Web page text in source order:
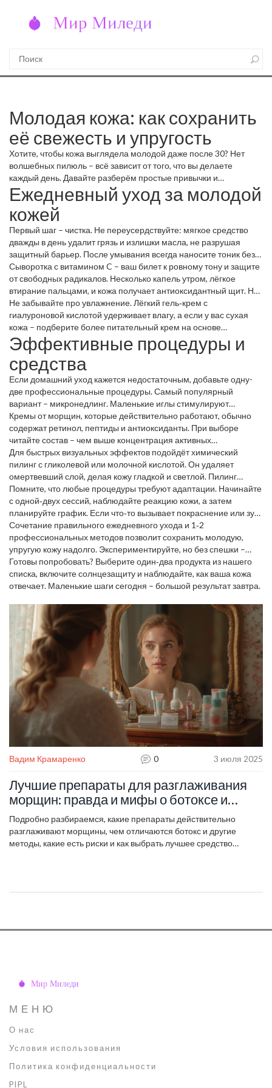
Молодая кожа: как сохранить
её свежесть и упругость
Хотите, чтобы кожа выглядела молодой даже после 30? Нет
волшебных пилюль – всё зависит от того, что вы делаете
каждый день. Давайте разберём простые привычки и
процедуры, которые действительно помогают замедлить
старение.
Ежедневный уход за молодой
кожей
Первый шаг – чистка. Не переусердствуйте: мягкое средство
дважды в день удалит грязь и излишки масла, не разрушая
защитный барьер. После умывания всегда наносите тоник без
алкоголя – он подготавливает кожу к последующим продуктам.
Сыворотка с витамином C – ваш билет к ровному тону и защите
от свободных радикалов. Несколько капель утром, лёгкое
втирание пальцами, и кожа получает антиоксидантный щит. На
ночь выбирайте сыворотку с ретинолом или его мягкие аналоги
(ретинальдегид, ретинол‑эстерат). Они ускоряют обновление
клеток, уменьшают мелкие линии и делают поры менее
заметными.
Не забывайте про увлажнение. Лёгкий гель‑крем с
гиалуроновой кислотой удерживает влагу, а если у вас сухая
кожа – подберите более питательный крем на основе
керамидов. Завершающий шаг – солнцезащитный крем с SPF
30‑50. Это самое важное: даже небольшие дозы УФ‑излучения
ускоряют появление морщин.
Эффективные процедуры и
средства
Если домашний уход кажется недостаточным, добавьте одну-
две профессиональные процедуры. Самый популярный
вариант – микронедлинг. Маленькие иглы стимулируют
выработку коллагена, а после процедуры кожа лучше
впитывает активные ингредиенты. Для тех, кто боится игл, есть
RF‑лифтинг: радиочастотные волны подтягивают ткани, не
повреждая верхний слой.
Кремы от морщин, которые действительно работают, обычно
содержат ретинол, пептиды и антиоксиданты. При выборе
читайте состав – чем выше концентрация активных
компонентов, тем лучше результат. Не берите
«мульти‑комплекс», если в нём нет чётко указанных дозировок.
Для быстрых визуальных эффектов подойдёт химический
пилинг с гликолевой или молочной кислотой. Он удаляет
омертвевший слой, делая кожу гладкой и светлой. Пилинг
рекомендуется делать раз в 4‑6 недель, иначе может
возникнуть раздражение.
Помните, что любые процедуры требуют адаптации. Начинайте
с одной‑двух сессий, наблюдайте реакцию кожи, а затем
планируйте график. Если что‑то вызывает покраснение или зуд,
лучше отложить и проконсультироваться со специалистом.
Сочетание правильного ежедневного ухода и 1‑2
профессиональных методов позволит сохранить молодую,
упругую кожу надолго. Экспериментируйте, но без спешки –
кожа реагирует лучше на постоянные, умеренные усилия, чем
на быстрые радикальные изменения.
Готовы попробовать? Выберите один‑два продукта из нашего
списка, включите солнцезащиту и наблюдайте, как ваша кожа
отвечает. Маленькие шаги сегодня – большой результат завтра.
Вадим Крамаренко 0 3 июля 2025
Лучшие препараты для разглаживания
морщин: правда и мифы о ботоксе и
альтернативах
Подробно разбираемся, какие препараты действительно
разглаживают морщины, чем отличаются ботокс и другие
методы, какие есть риски и как выбрать лучшее средство
МЕНЮ
О нас
Условия использования
Политика конфиденциальности
PIPL